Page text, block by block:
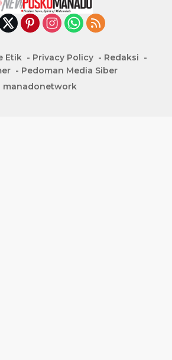
Etik Privacy Policy
Redaksi
Pedoman Media Siber
manadonetwork